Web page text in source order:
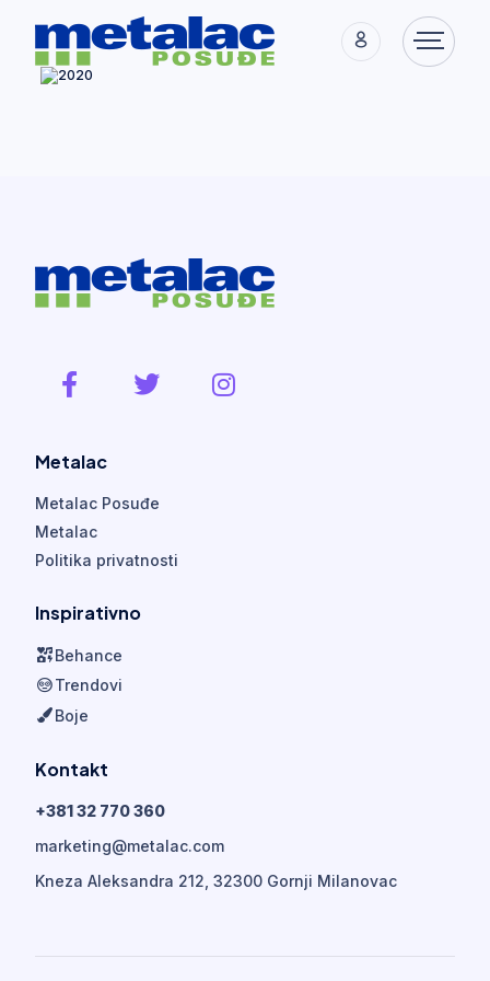
Metalac
Metalac Posuđe
Metalac
Politika privatnosti
Inspirativno
Behance
Trendovi
Boje
Kontakt
+381 32 770 360
marketing@metalac.com
Kneza Aleksandra 212, 32300 Gornji Milanovac